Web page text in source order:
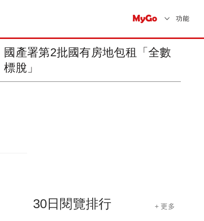
功能
信義房屋連10年入選公司治理評
鑑排名前...
30日閱覽排行 + 更多